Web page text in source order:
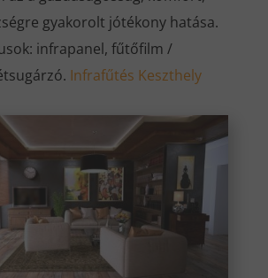
gyakorolt jótékony hatása.
infrapanel, fűtőfilm /
Infrafűtés Keszthely